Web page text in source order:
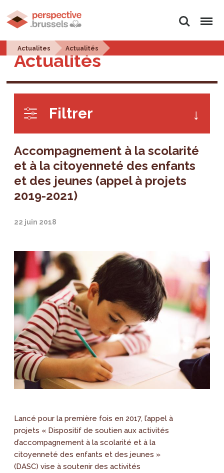
Rechercher
Menu
Actualites Actualités
Actualités
Filtrer
Accompagnement à la scolarité
et à la citoyenneté des enfants
et des jeunes (appel à projets
2019-2021)
22 juin 2018
Lancé pour la première fois en 2017, l’appel à
projets « Dispositif de soutien aux activités
d’accompagnement à la scolarité et à la
citoyenneté des enfants et des jeunes »
(DASC) vise à soutenir des activités